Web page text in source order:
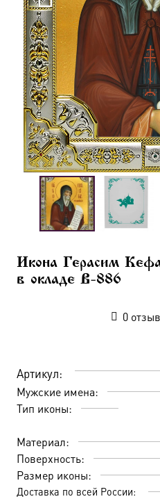
Икона Герасим
в окладе B-886
0
Артикул:
Мужские имена:
Тип иконы:
Материал:
Поверхность:
Размер иконы:
Доставка по всей России: